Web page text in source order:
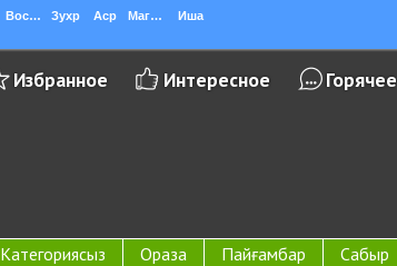
Восход Зухр Аср Магриб Иша
Избранное Интересное Горячее
Категориясыз Ораза Пайғамбар Сабыр